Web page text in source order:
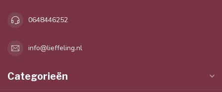
0648446252
info@lieffeling.nl
Categorieën